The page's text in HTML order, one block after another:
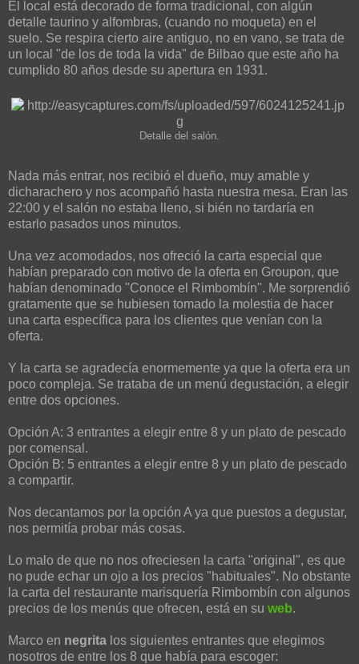
El local está decorado de forma tradicional, con algún
detalle taurino y alfombras, (cuando no moqueta) en el
suelo. Se respira cierto aire antiguo, no en vano, se trata de
un local "de los de toda la vida" de Bilbao que este año ha
cumplido 80 años desde su apertura en 1931.
Detalle del salón.
Nada más entrar, nos recibió el dueño, muy amable y
dicharachero y nos acompañó hasta nuestra mesa. Eran las
22:00 y el salón no estaba lleno, si bién no tardaría en
estarlo pasados unos minutos.
Una vez acomodados, nos ofreció la carta especial que
habían preparado con motivo de la oferta en Groupon, que
habían denominado "Conoce el Rimbombín". Me sorprendió
gratamente que se hubiesen tomado la molestia de hacer
una carta específica para los clientes que venían con la
oferta.
Y la carta se agradecía enormemente ya que la oferta era un
poco compleja. Se trataba de un menú degustación, a elegir
entre dos opciones.
Opción A: 3 entrantes a elegir entre 8 y un plato de pescado
por comensal.
Opción B: 5 entrantes a elegir entre 8 y un plato de pescado
a compartir.
Nos decantamos por la opción A ya que puestos a degustar,
nos permitía probar más cosas.
Lo malo de que no nos ofreciesen la carta "original", es que
no pude echar un ojo a los precios "habituales". No obstante
la carta del restaurante marisquería Rimbombín con algunos
precios de los menús que ofrecen, está en su web.
Marco en negrita los siguientes entrantes que elegimos
nosotros de entre los 8 que había para escoger: